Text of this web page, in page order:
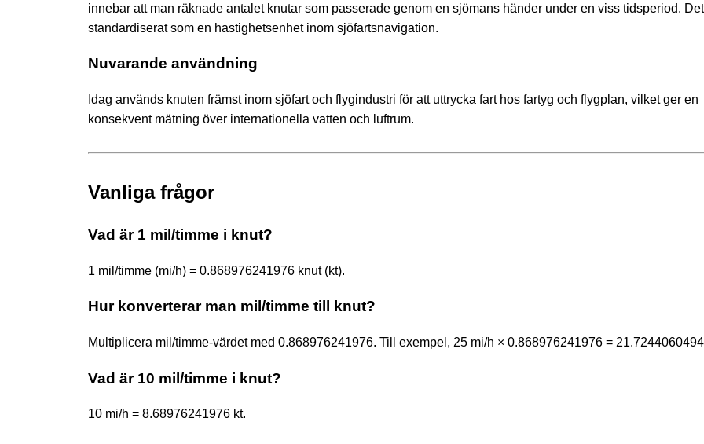
innebar att man räknade antalet knutar som passerade genom en sjömans händer under en viss tidsperiod.
standardiserat som en hastighetsenhet inom sjöfartsnavigation.
Nuvarande användning
Idag används knuten främst inom sjöfart och flygindustri för att uttrycka fart hos fartyg och flygplan, vilket ger en
konsekvent mätning över internationella vatten och luftrum.
Vanliga frågor
Vad är 1 mil/timme i knut?
1 mil/timme (mi/h) = 0.868976241976 knut (kt).
Hur konverterar man mil/timme till knut?
Multiplicera mil/timme-värdet med 0.868976241976. Till exempel, 25 mi/h × 0.868976241976 =
Vad är 10 mil/timme i knut?
10 mi/h = 8.68976241976 kt.